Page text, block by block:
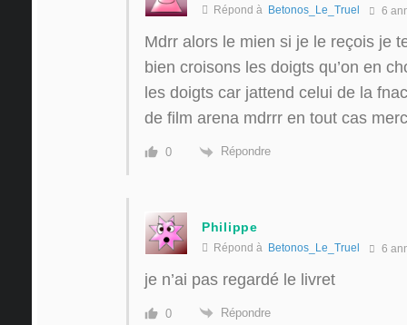
Répond à Betonos_Le_Truel 6
Mdrr alors le mien si je le reçois je
bien croisons les doigts qu’on en
les doigts car jattend celui de la
de film arena mdrrr en tout cas
0 Répondre
Philippe
Répond à Betonos_Le_Truel 6
je n’ai pas regardé le livret
0 Répondre